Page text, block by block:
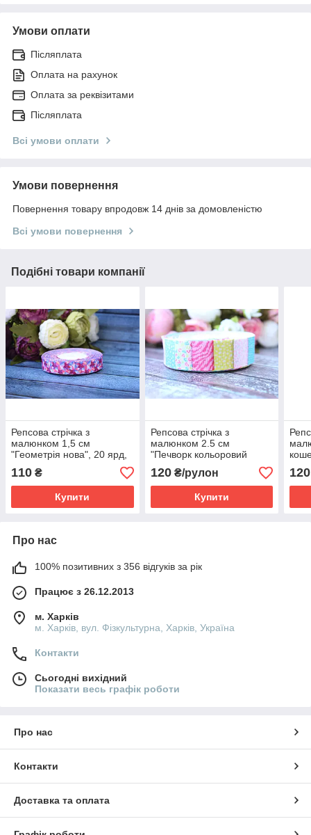
Умови оплати
Післяплата
Оплата на рахунок
Оплата за реквізитами
Післяплата
Всі умови оплати
Умови повернення
Повернення товару впродовж 14 днів за домовленістю
Всі умови повернення
Подібні товари компанії
Репсова стрічка з
малюнком 1,5 см
"Геометрія нова", 20 ярд,
оптом
110 ₴
Купити
Репсова стрічка з
малюнком 2.5 см
"Печворк кольоровий
леопардb", 25 ярд, оптом
120₴/рулон
Купити
120
Про нас
100% позитивних з 356 відгуків за рік
Працює з 26.12.2013
м. Харків
м. Харків, вул. Фізкультурна, Харків, Україна
Контакти
Сьогодні вихідний
Показати весь графік роботи
Про нас
Контакти
Доставка та оплата